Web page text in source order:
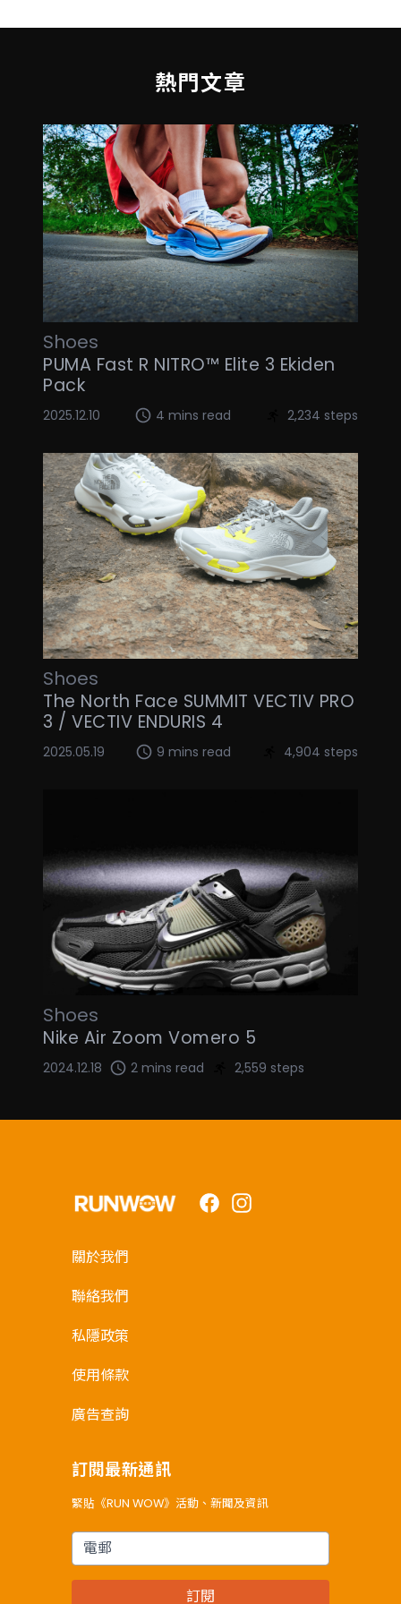
熱門文章
Shoes
PUMA Fast R NITRO™ Elite 3 Ekiden
Pack
2025.12.10 4 mins read 2,234 steps
Shoes
The North Face SUMMIT VECTIV PRO
3 / VECTIV ENDURIS 4
2025.05.19 9 mins read 4,904 steps
Shoes
Nike Air Zoom Vomero 5
2024.12.18 2 mins read 2,559 steps
FacebookInstagram
關於我們
聯絡我們
私隱政策
使用條款
廣告查詢
訂閱最新通訊
緊貼《RUN WOW》活動、新聞及資訊
電郵
訂閱